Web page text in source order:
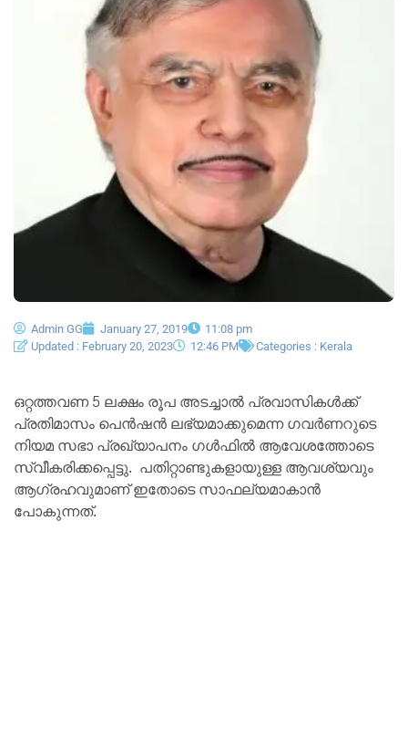
Admin GG January 27, 2019
11:08 pm
Updated : February 20, 2023
12:46 PM Categories : Kerala
ഒറ്റത്തവണ 5 ലക്ഷം രൂപ അടച്ചാൽ പ്രവാസികൾക്ക്
പ്രതിമാസം പെൻഷൻ ലഭ്യമാക്കുമെന്ന ഗവർണറുടെ
നിയമ സഭാ പ്രഖ്യാപനം ഗൾഫിൽ ആവേശത്തോടെ
സ്വീകരിക്കപ്പെട്ടു. പതിറ്റാണ്ടുകളായുള്ള ആവശ്യവും
ആഗ്രഹവുമാണ് ഇതോടെ സാഫല്യമാകാൻ
പോകുന്നത്.